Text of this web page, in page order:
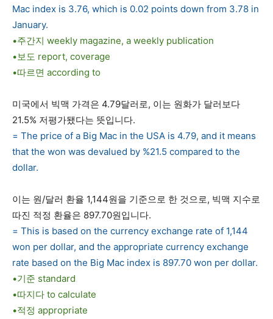
Mac index is 3.76, which is 0.02 points down from 3.78 in
January.
•주간지 weekly magazine, a weekly publication
•보도 report, coverage
•따르면 according to
미국에서 빅맥 가격은 4.79달러로, 이는 원화가 달러보다
21.5% 저평가됐다는 뜻입니다.
= The price of a Big Mac in the USA is 4.79, and it means
that the won was devalued by %21.5 compared to the
dollar.
이는 원/달러 환율 1,144원을 기준으로 한 것으로, 빅맥 지수로
따진 적정 환율은 897.70원입니다.
= This is based on the currency exchange rate of 1,144
won per dollar, and the appropriate currency exchange
rate based on the Big Mac index is 897.70 won per dollar.
•기준 standard
•따지다 to calculate
•적정 appropriate